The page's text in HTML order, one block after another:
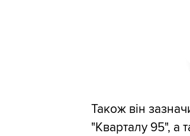
Також він
"Кварталу 95", а